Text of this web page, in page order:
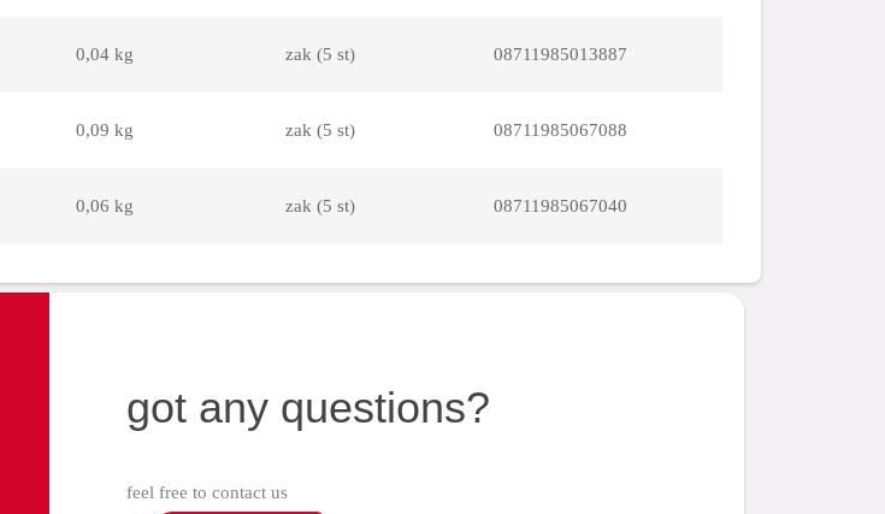
0,04 kg zak (5 st) 08711985013887
0,09 kg zak (5 st) 08711985067088
0,06 kg zak (5 st) 08711985067040
got any questions?
feel free to contact us